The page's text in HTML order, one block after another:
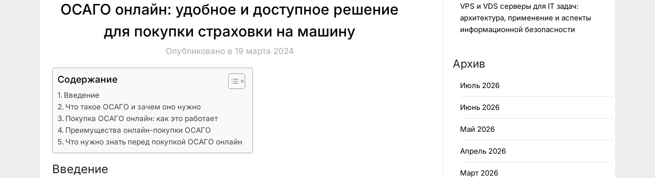
ОСАГО онлайн: удобное и доступное решение
для покупки страховки на машину
Опубликовано в 19 марта 2024
Содержание
Введение
Что такое ОСАГО и зачем оно нужно
Покупка ОСАГО онлайн: как это работает
Преимущества онлайн-покупки ОСАГО
Что нужно знать перед покупкой ОСАГО онлайн
Введение
VPS и VDS серверы для IT задач:
архитектура, применение и аспекты
информационной безопасности
Архив
Июль 2026
Июнь 2026
Май 2026
Апрель 2026
Март 2026